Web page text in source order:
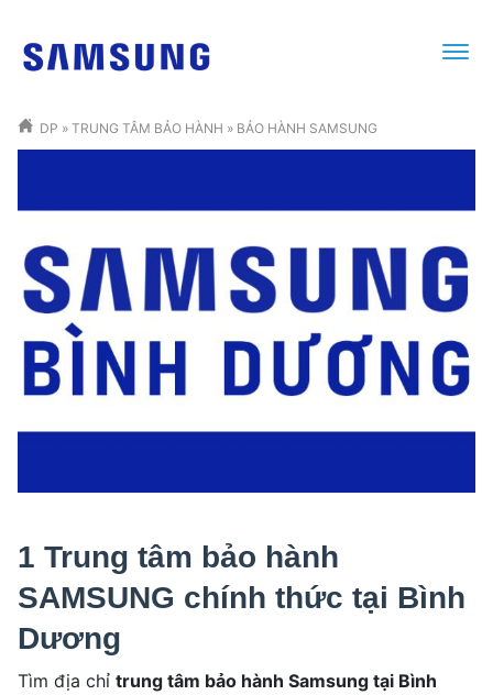
DP » TRUNG TÂM BẢO HÀNH » BẢO HÀNH SAMSUNG
1 Trung tâm bảo hành
SAMSUNG chính thức tại Bình
Dương
Tìm địa chỉ trung tâm bảo hành Samsung tại Bình